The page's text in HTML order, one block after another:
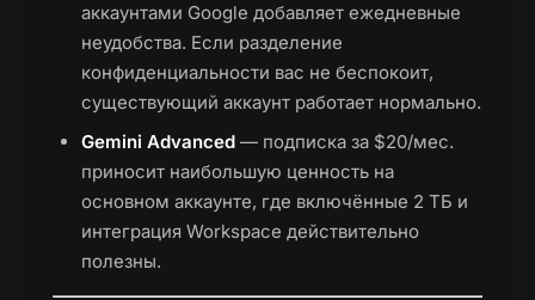
аккаунтами Google добавляет ежедневные
неудобства. Если разделение
конфиденциальности вас не беспокоит,
существующий аккаунт работает нормально.
Gemini Advanced — подписка за $20/мес.
приносит наибольшую ценность на
основном аккаунте, где включённые 2 ТБ и
интеграция Workspace действительно
полезны.